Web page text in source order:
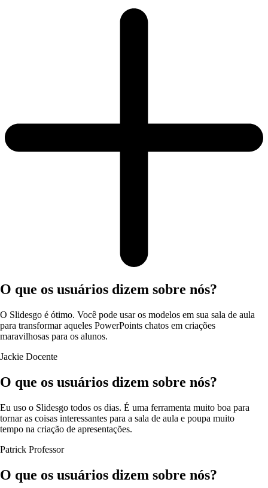
O que os usuários dizem sobre nós?
O Slidesgo é ótimo. Você pode usar os modelos em sua sala de aula
para transformar aqueles PowerPoints chatos em criações
maravilhosas para os alunos.
Jackie Docente
O que os usuários dizem sobre nós?
Eu uso o Slidesgo todos os dias. É uma ferramenta muito boa para
tornar as coisas interessantes para a sala de aula e poupa muito
tempo na criação de apresentações.
Patrick Professor
O que os usuários dizem sobre nós?